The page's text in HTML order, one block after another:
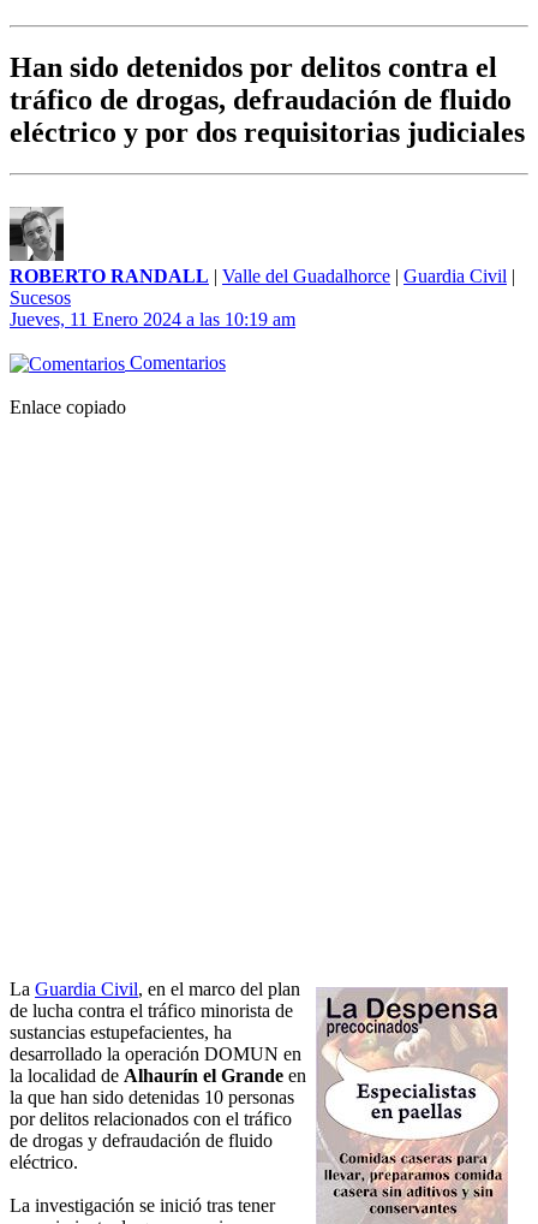
Han sido detenidos por delitos contra el
tráfico de drogas, defraudación de fluido
eléctrico y por dos requisitorias judiciales
ROBERTO RANDALL | Valle del Guadalhorce | Guardia Civil |
Sucesos
Jueves, 11 Enero 2024 a las 10:19 am
Comentarios
Enlace copiado
La Guardia Civil, en el marco del plan
de lucha contra el tráfico minorista de
sustancias estupefacientes, ha
desarrollado la operación DOMUN en
la localidad de Alhaurín el Grande en
la que han sido detenidas 10 personas
por delitos relacionados con el tráfico
de drogas y defraudación de fluido
eléctrico.
La investigación se inició tras tener